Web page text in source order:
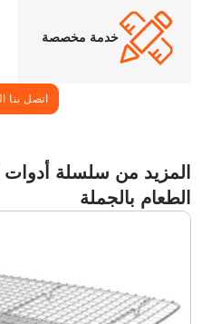
خدمة مخصصة
اتصل بنا
المزيد من سلسلة أدوات
الطعام بالجملة